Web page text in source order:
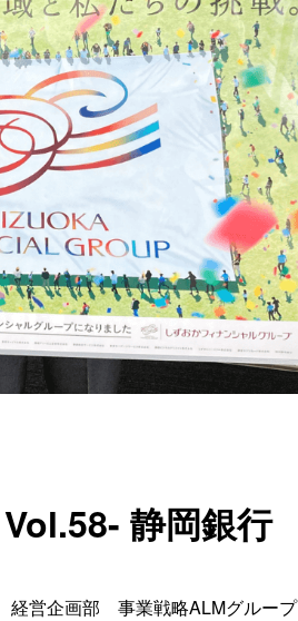
静岡銀行
経営企画部 事業戦略ALMグループ